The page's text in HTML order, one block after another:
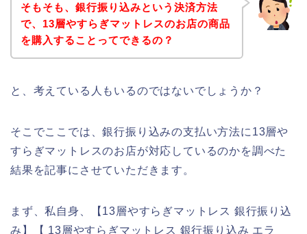
そもそも、銀行振り込みという決済方法
で、13層やすらぎマットレスのお店の商品
を購入することってできるの？
と、考えている人もいるのではないでしょうか？
そこでここでは、銀行振り込みの支払い方法に13層や
すらぎマットレスのお店が対応しているのかを調べた
結果を記事にさせていただきます。
まず、私自身、【13層やすらぎマットレス 銀行振り込
み】【 13層やすらぎマットレス 銀行振り込み エラ